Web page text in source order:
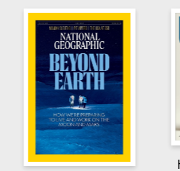
Harvard Business